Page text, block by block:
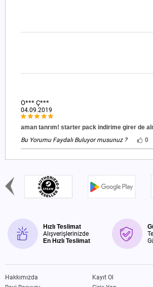
O*** Ç***
04.09.2019
aman tanrım! starter pack indirime girer de
Bu Yorumu Faydalı Buluyor musunuz ?
0
Hızlı Teslimat
Alışverişlerinizde
En Hızlı Teslimat
Hakkımızda
Kayıt Ol